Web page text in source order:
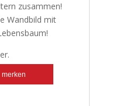
zusammen!
Wandbild mit
merken